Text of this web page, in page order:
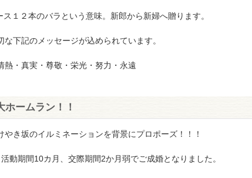
１２本のバラという意味。新郎から新婦へ贈ります。
下記のメッセージが込められています。
・真実・尊敬・栄光・努力・永遠
ームラン！！
き坂のイルミネーションを背景にプロポーズ！！！
動期間10カ月、交際期間2か月弱でご成婚となりました。